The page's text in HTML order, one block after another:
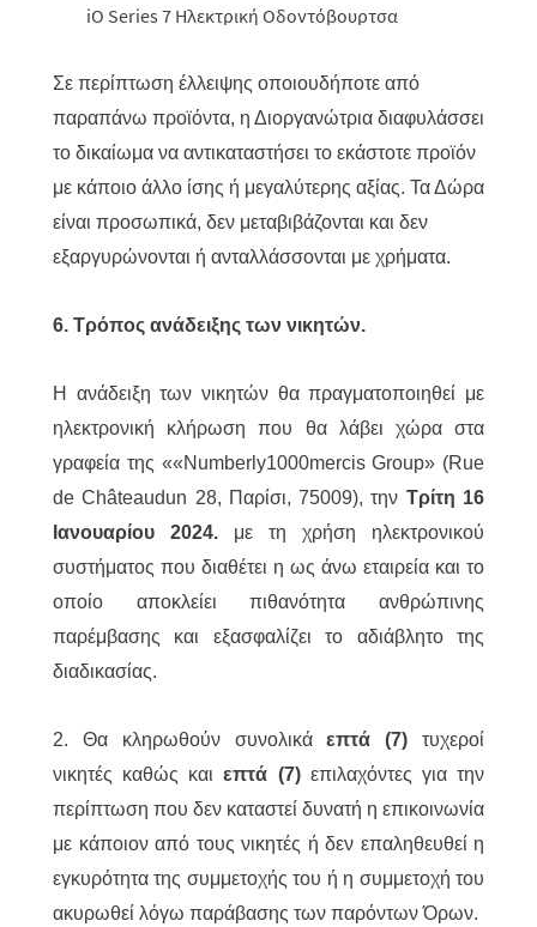
iO Series 7 Ηλεκτρική Οδοντόβουρτσα
Σε περίπτωση έλλειψης οποιουδήποτε από
παραπάνω προϊόντα, η Διοργανώτρια διαφυλάσσει
το δικαίωμα να αντικαταστήσει το εκάστοτε προϊόν
με κάποιο άλλο ίσης ή μεγαλύτερης αξίας. Τα Δώρα
είναι προσωπικά, δεν μεταβιβάζονται και δεν
εξαργυρώνονται ή ανταλλάσσονται με χρήματα.
6. Τρόπος ανάδειξης των νικητών.
Η ανάδειξη των νικητών θα πραγματοποιηθεί με
ηλεκτρονική κλήρωση που θα λάβει χώρα στα
γραφεία της ««Numberly1000mercis Group» (Rue
de Châteaudun 28, Παρίσι, 75009), την Τρίτη 16
Ιανουαρίου 2024. με τη χρήση ηλεκτρονικού
συστήματος που διαθέτει η ως άνω εταιρεία και το
οποίο αποκλείει πιθανότητα ανθρώπινης
παρέμβασης και εξασφαλίζει το αδιάβλητο της
διαδικασίας.
2. Θα κληρωθούν συνολικάεπτά (7) τυχεροί
νικητές καθώς καιεπτά (7) επιλαχόντες για την
περίπτωση που δεν καταστεί δυνατή η επικοινωνία
με κάποιον από τους νικητές ή δεν επαληθευθεί η
εγκυρότητα της συμμετοχής του ή η συμμετοχή του
ακυρωθεί λόγω παράβασης των παρόντων Όρων.